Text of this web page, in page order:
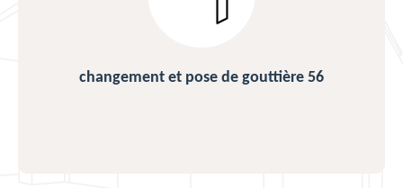
changement et pose de gouttière 56